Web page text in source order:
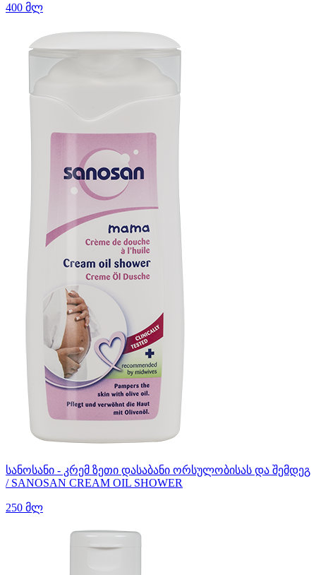
400 მლ
სანოსანი - კრემ ზეთი დასაბანი ორსულობისას და შემდეგ
/ SANOSAN CREAM OIL SHOWER
250 მლ